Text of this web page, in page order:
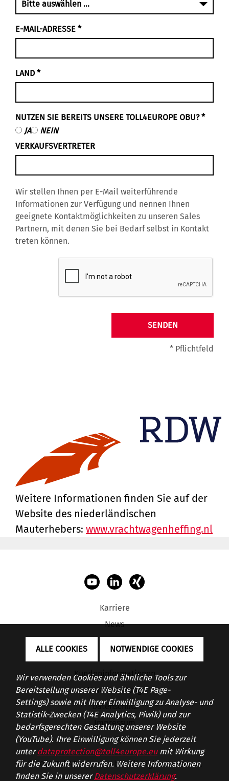
E-MAIL-ADRESSE *
LAND *
NUTZEN SIE BEREITS UNSERE TOLL4EUROPE OBU?*
JA
NEIN
VERKAUFSVERTRETER
Wir stellen Ihnen per E-Mail weiterführende
Informationen zur Verfügung und nennen Ihnen
geeignete Kontaktmöglichkeiten zu unseren Sales
Partnern, mit denen Sie bei Bedarf selbst in Kontakt
treten können.
SENDEN
* Pflichtfeld
Weitere Informationen finden Sie auf der
Website des niederländischen
Mauterhebers: www.vrachtwagenheffing.nl
ALLE COOKIES NOTWENDIGE COOKIES
Wir verwenden Cookies und ähnliche Tools zur
Bereitstellung unserer Website (T4E Page-
Settings) sowie mit Ihrer Einwilligung zu Analyse- und
Statistik-Zwecken (T4E Analytics, Piwik) und zur
bedarfsgerechten Gestaltung unserer Website
(YouTube). Ihre Einwilligung können Sie jederzeit
unterdataprotection@toll4europe.eumit Wirkung
für die Zukunft widerrufen. Weitere Informationen
finden Sie in unsererDatenschutzerklärung.
Karriere
News
Kundeninformationen
Verantwortung
Datenschutz
Impressum
Leichte Sprache
© 2026 Toll4Europe GmbH. All Rights Reserved.